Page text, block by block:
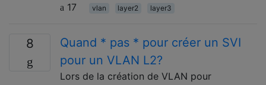
17
vlan layer2 layer3
8
Quand * pas * pour créer un SVI
pour un VLAN L2?
Lors de la création de VLAN pour